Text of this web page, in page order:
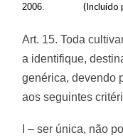
2006. (Incluído
Art. 15. Toda
a identifique,
genérica, devendo
aos seguintes
I – ser única, não